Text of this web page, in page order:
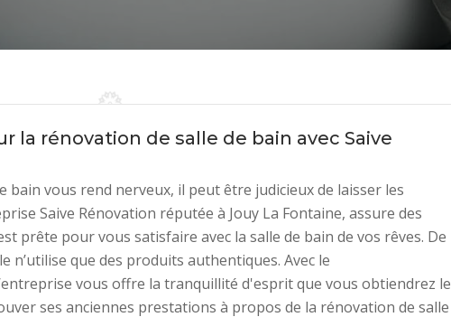
la rénovation de salle de bain avec Saive
bain vous rend nerveux, il peut être judicieux de laisser les
Saive Rénovation réputée à Jouy La Fontaine, assure des
prête pour vous satisfaire avec la salle de bain de vos rêves. De
n’utilise que des produits authentiques. Avec le
vous offre la tranquillité d'esprit que vous obtiendrez le
ses anciennes prestations à propos de la rénovation de salle